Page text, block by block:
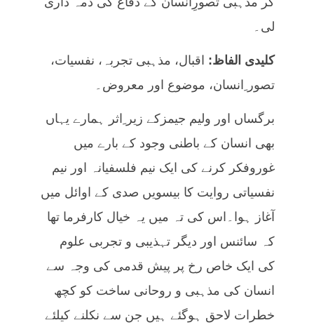
لی۔
کلیدی الفاظ: اقبال، مذہبی تجربہ، نفسیات،
تصور ِانسان، موضوع اور معروض۔
برگساں اور ولیم جیمزکے زیر ِاثر ہمارے یہاں
بھی انسان کے باطنی وجود کے بارے میں
غوروفکر کرنے کی ایک نیم فلسفیانہ اور نیم
نفسیاتی روایت کا بیسویں صدی کے اوائل میں
آغاز ہوا۔اس کی تہ میں یہ خیال کارفرما تھا
کہ سائنس اور دیگر تہذیبی و تجربی علوم
کی ایک خاص رخ پر پیش قدمی کی وجہ سے
انسان کی مذہبی و روحانی ساخت کو کچھ
خطرات لاحق ہوگئے ہیں جن سے نکلنے کیلئے